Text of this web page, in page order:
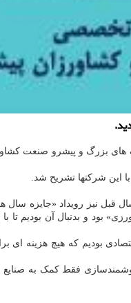
های بزرگ و پیشرو صنعت
این شرکتها تشریح شد.
قبل نیز رویداد «جایزه سال
و بدنبال آن بودیم تا با
بودیم که هیچ هزینه ای
فقط کمک به صنایع